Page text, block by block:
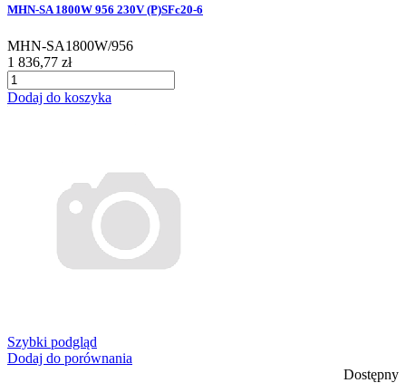
MHN-SA 1800W 956 230V (P)SFc20-6
MHN-SA1800W/956
1 836,77 zł
Dodaj do koszyka
Szybki podgląd
Dodaj do porównania
Dostępny